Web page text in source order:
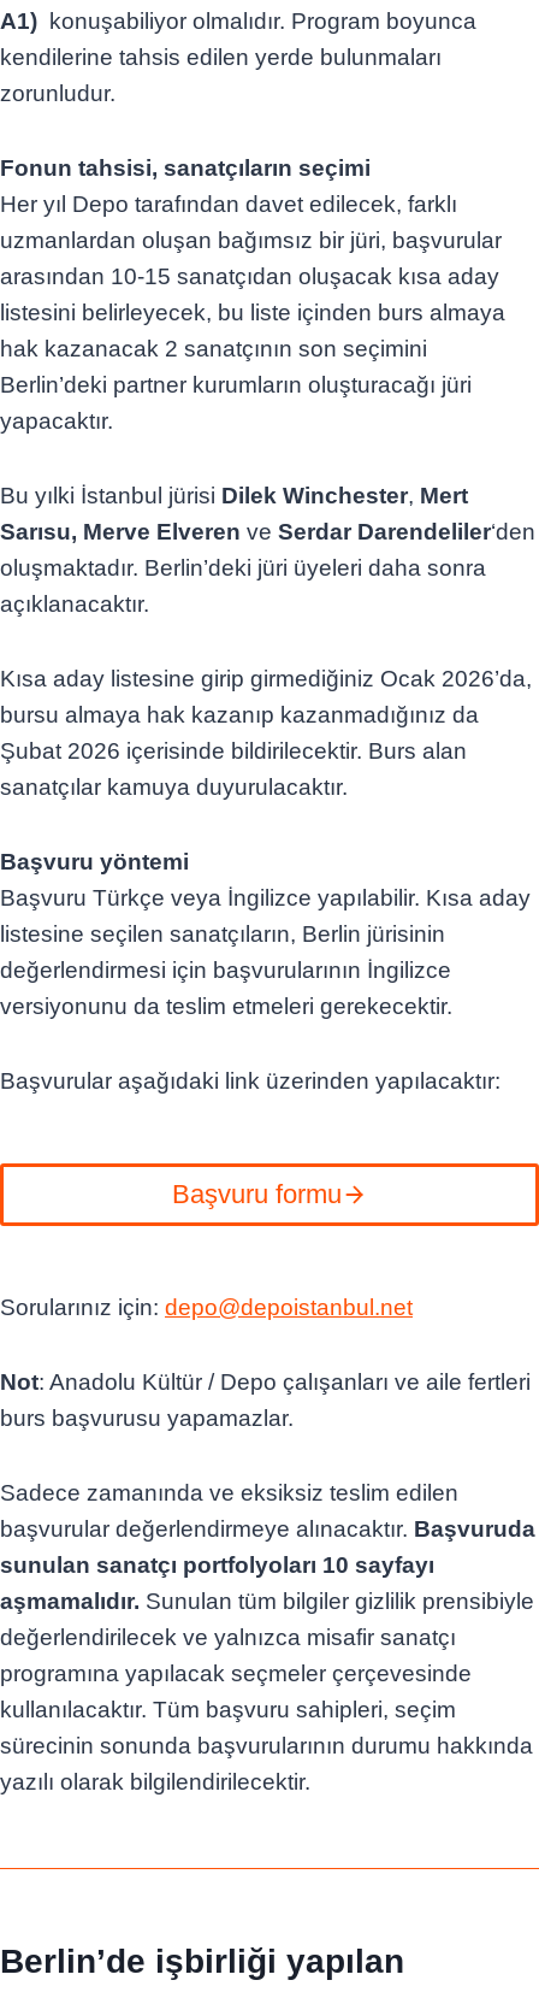
A1) konuşabiliyor olmalıdır. Program boyunca
kendilerine tahsis edilen yerde bulunmaları
zorunludur.
Fonun tahsisi, sanatçıların seçimi
Her yıl Depo tarafından davet edilecek, farklı
uzmanlardan oluşan bağımsız bir jüri, başvurular
arasından 10-15 sanatçıdan oluşacak kısa aday
listesini belirleyecek, bu liste içinden burs almaya
hak kazanacak 2 sanatçının son seçimini
Berlin’deki partner kurumların oluşturacağı jüri
yapacaktır.
Bu yılki İstanbul jürisi Dilek Winchester, Mert
Sarısu, Merve Elveren ve Serdar Darendeliler‘den
oluşmaktadır. Berlin’deki jüri üyeleri daha sonra
açıklanacaktır.
Kısa aday listesine girip girmediğiniz Ocak 2026’da,
bursu almaya hak kazanıp kazanmadığınız da
Şubat 2026 içerisinde bildirilecektir. Burs alan
sanatçılar kamuya duyurulacaktır.
Başvuru yöntemi
Başvuru Türkçe veya İngilizce yapılabilir. Kısa aday
listesine seçilen sanatçıların, Berlin jürisinin
değerlendirmesi için başvurularının İngilizce
versiyonunu da teslim etmeleri gerekecektir.
Başvurular aşağıdaki link üzerinden yapılacaktır:
Başvuru formu
Sorularınız için: depo@depoistanbul.net
Not: Anadolu Kültür / Depo çalışanları ve aile fertleri
burs başvurusu yapamazlar.
Sadece zamanında ve eksiksiz teslim edilen
başvurular değerlendirmeye alınacaktır. Başvuruda
sunulan sanatçı portfolyoları 10 sayfayı
aşmamalıdır. Sunulan tüm bilgiler gizlilik prensibiyle
değerlendirilecek ve yalnızca misafir sanatçı
programına yapılacak seçmeler çerçevesinde
kullanılacaktır. Tüm başvuru sahipleri, seçim
sürecinin sonunda başvurularının durumu hakkında
yazılı olarak bilgilendirilecektir.
Berlin’de işbirliği yapılan